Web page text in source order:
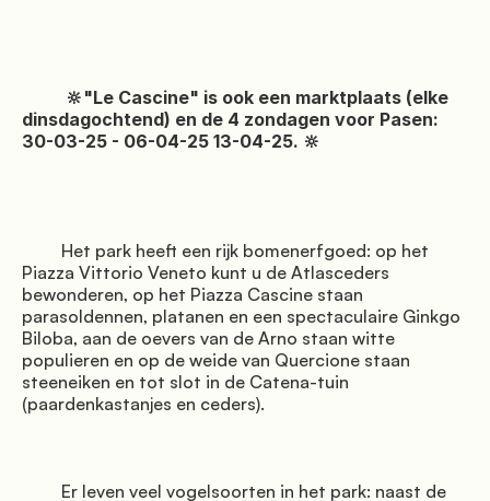
               Evenementen
dinsdagochtend) en de 4 zondagen voor Pasen:
30-03-25 - 06-04-25 13-04-25. 🔆
Piazza Vittorio Veneto kunt u de Atlasceders
bewonderen, op het Piazza Cascine staan
parasoldennen, platanen en een spectaculaire Ginkgo
Biloba, aan de oevers van de Arno staan witte
populieren en op de weide van Quercione staan
steeneiken en tot slot in de Catena-tuin
(paardenkastanjes en ceders).